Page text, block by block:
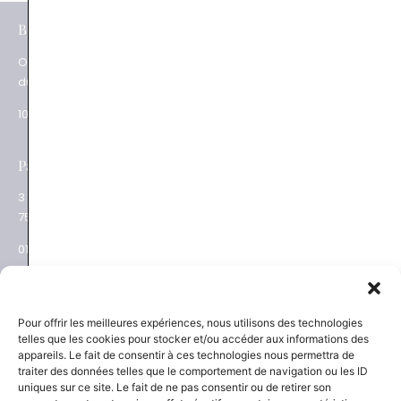
Pour offrir les meilleures expériences, nous utilisons des technologies
telles que les cookies pour stocker et/ou accéder aux informations des
appareils. Le fait de consentir à ces technologies nous permettra de
traiter des données telles que le comportement de navigation ou les ID
uniques sur ce site. Le fait de ne pas consentir ou de retirer son
BOUTIQUES
Ouverture
du mardi au samedi
10.30 – 19.00
Paris XVII
3 place des Ternes
75017 Paris
01 53 81 69 08
NEWSLETTER
Découvrez les actualités
et les nouveautés
SAVOIR-FAIRE
La Maison
Joaillier négociant
Engagements
Guide des pierres